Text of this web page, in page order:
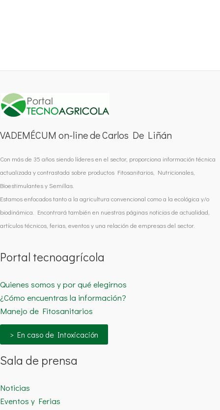
VADEMÉCUM on-line de Carlos De Liñán
Con más de 35 años siendo líderes en el sector, proporciona información técnica
actualizada y contrastada sobre productos Fitosanitarios, Nutricionales,
Bioestimulantes y Semillas.
Estamos enfocados tanto a la agricultura convencional como a la ecológica y/o
biodinámica. Encontrará también en nuestras páginas noticias de actualidad,
artículos técnicos, ferias, eventos y una relación de empresas del sector.
Portal tecnoagrícola
Quienes somos y por qué elegirnos
¿Cómo encuentras la información?
Manejo de Fitosanitarios
> En caso de Intoxicación
Sala de prensa
Noticias
Eventos y Ferias